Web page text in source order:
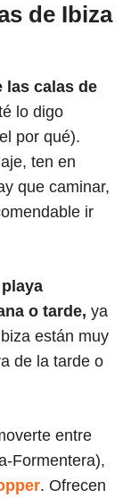
de Ibiza
las calas de
lo digo
por qué).
ten en
que caminar,
ir
o tarde, ya
están muy
de la tarde o
entre
Formentera),
. Ofrecen